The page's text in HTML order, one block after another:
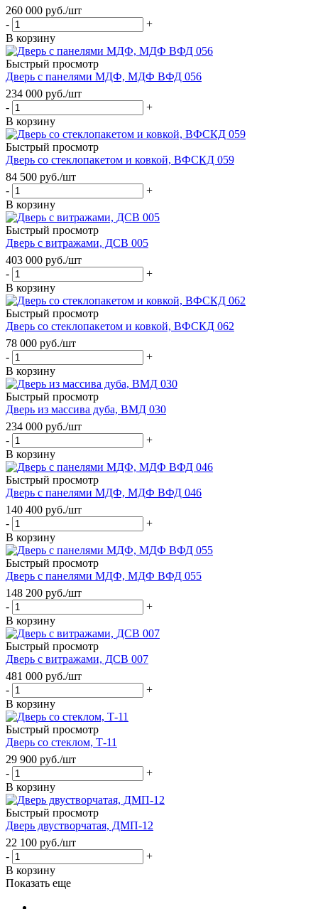
260 000 руб./шт
-
+
В корзину
Быстрый просмотр
Дверь с панелями МДФ, МДФ ВФД 056
234 000 руб./шт
-
+
В корзину
Быстрый просмотр
Дверь со стеклопакетом и ковкой, ВФСКД 059
84 500 руб./шт
-
+
В корзину
Быстрый просмотр
Дверь с витражами, ДСВ 005
403 000 руб./шт
-
+
В корзину
Быстрый просмотр
Дверь со стеклопакетом и ковкой, ВФСКД 062
78 000 руб./шт
-
+
В корзину
Быстрый просмотр
Дверь из массива дуба, ВМД 030
234 000 руб./шт
-
+
В корзину
Быстрый просмотр
Дверь с панелями МДФ, МДФ ВФД 046
140 400 руб./шт
-
+
В корзину
Быстрый просмотр
Дверь с панелями МДФ, МДФ ВФД 055
148 200 руб./шт
-
+
В корзину
Быстрый просмотр
Дверь с витражами, ДСВ 007
481 000 руб./шт
-
+
В корзину
Быстрый просмотр
Дверь со стеклом, Т-11
29 900 руб./шт
-
+
В корзину
Быстрый просмотр
Дверь двустворчатая, ДМП-12
22 100 руб./шт
-
+
В корзину
Показать еще